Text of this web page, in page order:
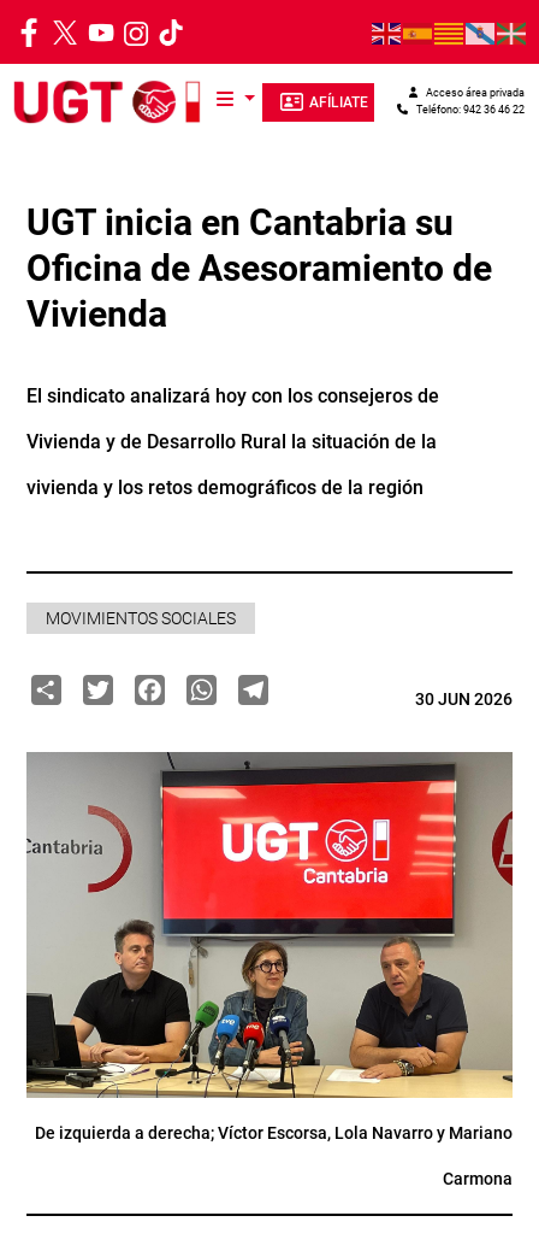
Pasar al contenido principal
AFÍLIATE Teléfono: 942 36 46 22
Acceso área privada
UGT inicia en Cantabria su
Oficina de Asesoramiento de
Vivienda
El sindicato analizará hoy con los consejeros de
Vivienda y de Desarrollo Rural la situación de la
vivienda y los retos demográficos de la región
MOVIMIENTOS SOCIALES
ShareTwitterFacebook
WhatsApp
Telegram30 JUN 2026
De izquierda a derecha; Víctor Escorsa, Lola Navarro y Mariano
Carmona